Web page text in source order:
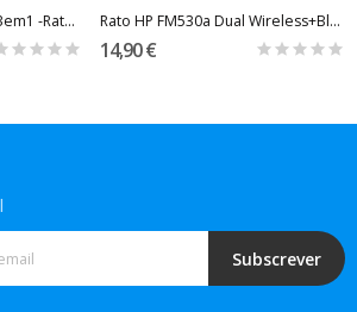
Combo MARS GAMING 3em1 -Rato 9800DPI RGB +... Rato HP FM530a Dual Wireless+Bluetooth 1600 Black
14,90 €
Subscrever